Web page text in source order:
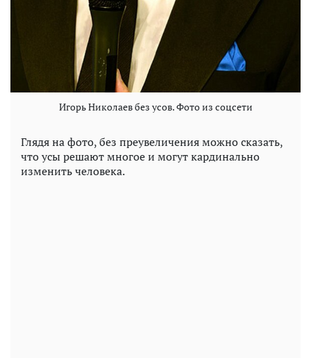
Игорь Николаев без усов. Фото из соцсети
Глядя на фото, без преувеличения можно сказать,
что усы решают многое и могут кардинально
изменить человека.